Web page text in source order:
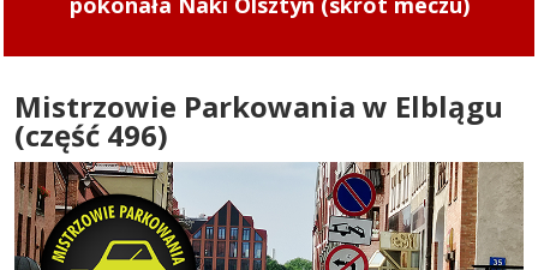
Mistrzowie Parkowania w Elblągu
(część 496)